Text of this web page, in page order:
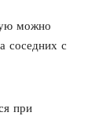
можно
соседних с
при